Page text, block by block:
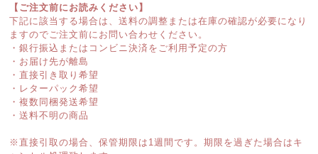
【ご注文前にお読みください】
下記に該当する場合は、送料の調整または在庫の確認が必要になり
ますのでご注文前にお問い合わせください。
・銀行振込またはコンビニ決済をご利用予定の方
・お届け先が離島
・直接引き取り希望
・レターパック希望
・複数同梱発送希望
・送料不明の商品
※直接引取の場合、保管期限は1週間です。期限を過ぎた場合はキ